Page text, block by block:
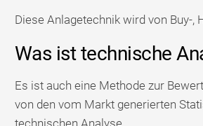
Diese Anlagetechnik wird von Buy-,
Was ist technische
Es ist auch eine Methode zur
von den vom Markt generierten